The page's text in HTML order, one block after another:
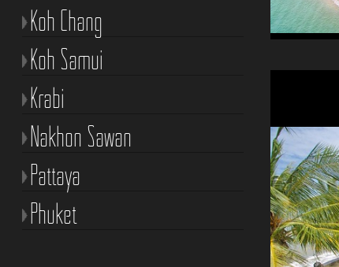
Koh Chang
Koh Samui
Krabi
Nakhon Sawan
Pattaya
Phuket